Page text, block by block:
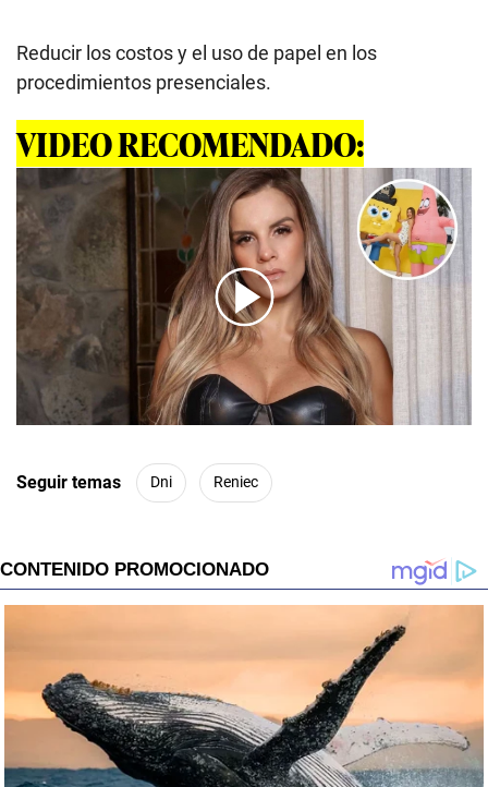
Reducir los costos y el uso de papel en los
procedimientos presenciales.
VIDEO RECOMENDADO:
00:00 01:00
Seguir temas Dni Reniec